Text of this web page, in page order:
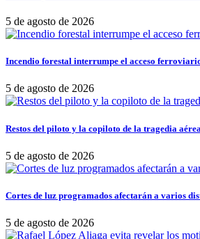
5 de agosto de 2026
Incendio forestal interrumpe el acceso
5 de agosto de 2026
Restos del piloto y la copiloto de la tragedia
5 de agosto de 2026
Cortes de luz programados afectarán a varios
5 de agosto de 2026